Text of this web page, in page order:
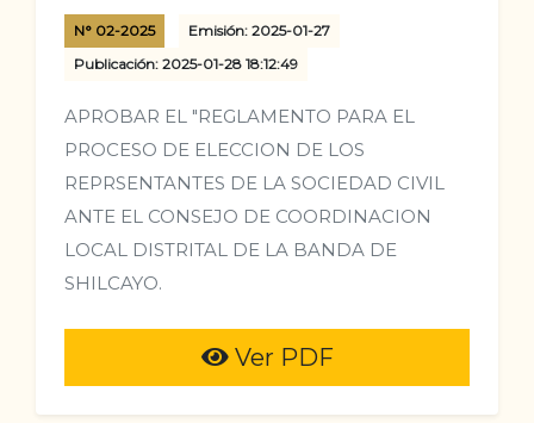
N° 02-2025
Emisión: 2025-01-27
Publicación: 2025-01-28 18:12:49
APROBAR EL "REGLAMENTO PARA EL
PROCESO DE ELECCION DE LOS
REPRSENTANTES DE LA SOCIEDAD CIVIL
ANTE EL CONSEJO DE COORDINACION
LOCAL DISTRITAL DE LA BANDA DE
SHILCAYO.
Ver PDF